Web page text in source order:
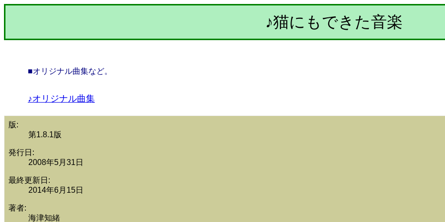
♪猫にもできた音楽
■オリジナル曲集など。
♪オリジナル曲集
版:
第1.8.1版
発行日:
2008年5月31日
最終更新日:
2014年6月15日
著者:
海津知緒